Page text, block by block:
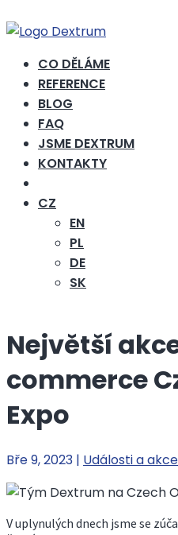
CO DĚLÁME
REFERENCE
BLOG
FAQ
JSME DEXTRUM
KONTAKTY
CZ
EN
PL
DE
SK
Největší
commerce
Expo
Bře 9, 2023 | Události a akce
V uplynulých dnech jsme se